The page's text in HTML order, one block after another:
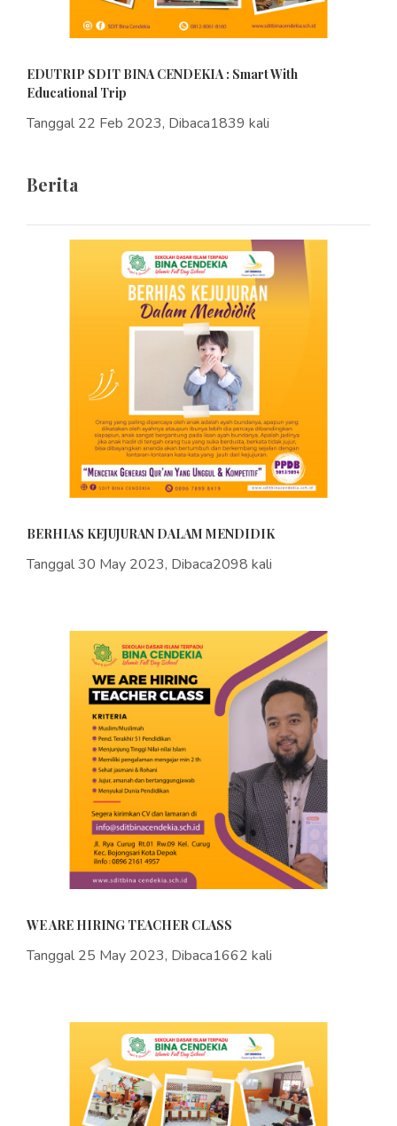
EDUTRIP SDIT BINA CENDEKIA : Smart With
Educational Trip
Tanggal 22 Feb 2023, Dibaca1839 kali
Berita
BERHIAS KEJUJURAN DALAM MENDIDIK
Tanggal 30 May 2023, Dibaca2098 kali
WE ARE HIRING TEACHER CLASS
Tanggal 25 May 2023, Dibaca1662 kali